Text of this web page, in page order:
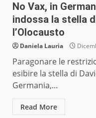
No Vax, in
indossa la stella
l’Olocausto
Daniela Lauria
Paragonare le
esibire la stella di
Germania,...
Read More